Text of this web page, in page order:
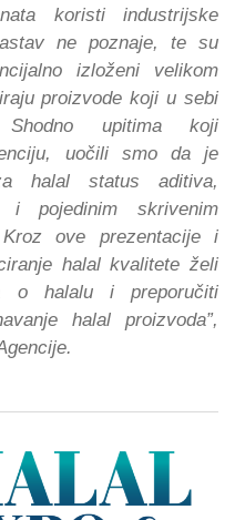
koristi industrijske
ne poznaje, te su
izloženi velikom
proizvode koji u sebi
upitima koji
uočili smo da je
halal status aditiva,
pojedinim skrivenim
ove prezentacije i
halal kvalitete želi
o halalu i preporučiti
halal proizvoda”,